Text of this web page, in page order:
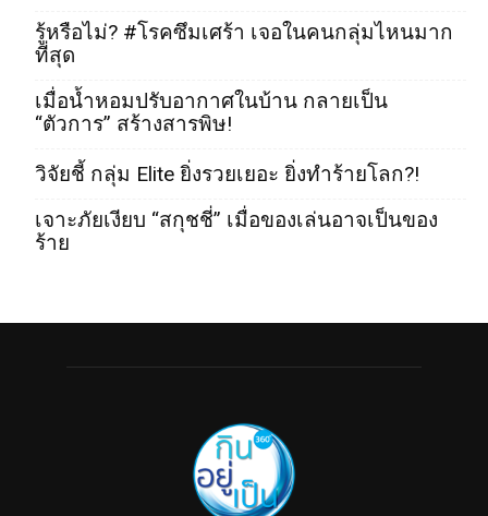
รู้หรือไม่? #โรคซึมเศร้า เจอในคนกลุ่มไหนมาก
ที่สุด
เมื่อน้ำหอมปรับอากาศในบ้าน กลายเป็น
“ตัวการ” สร้างสารพิษ!
วิจัยชี้ กลุ่ม Elite ยิ่งรวยเยอะ ยิ่งทำร้ายโลก?!
เจาะภัยเงียบ “สกุชชี่” เมื่อของเล่นอาจเป็นของ
ร้าย